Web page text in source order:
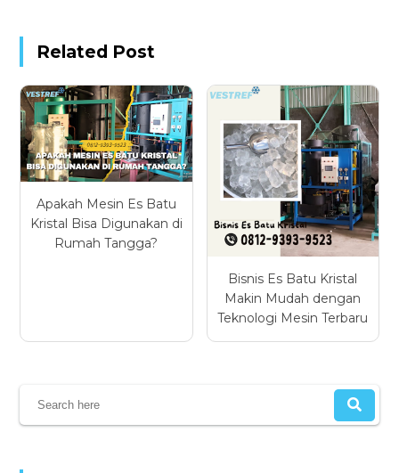
Related Post
Apakah Mesin Es Batu
Kristal Bisa Digunakan di
Rumah Tangga?
Bisnis Es Batu Kristal
Makin Mudah dengan
Teknologi Mesin Terbaru